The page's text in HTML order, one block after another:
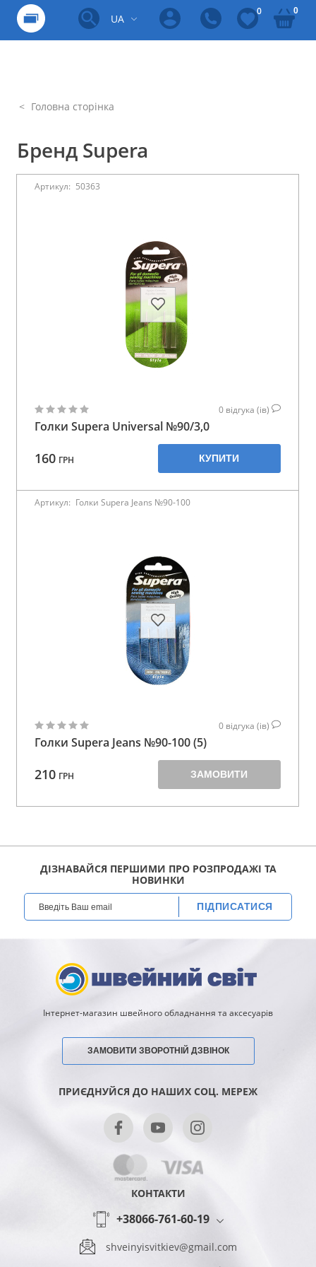
UA
0 0
Головна сторінка
Бренд Supera
Артикул: 50363
0 відгука (ів)
Голки Supera Universal №90/3,0
160 ГРН КУПИТИ
Артикул: Голки Supera Jeans №90-100
0 відгука (ів)
Голки Supera Jeans №90-100 (5)
210 ГРН ЗАМОВИТИ
ДІЗНАВАЙСЯ ПЕРШИМИ ПРО РОЗПРОДАЖІ ТА
НОВИНКИ
ПІДПИСАТИСЯ
Інтернет-магазин швейного обладнання та аксесуарів
ЗАМОВИТИ ЗВОРОТНІЙ ДЗВІНОК
ПРИЄДНУЙСЯ ДО НАШИХ СОЦ. МЕРЕЖ
КОНТАКТИ
+38066-761-60-19
shveinyisvitkiev@gmail.com